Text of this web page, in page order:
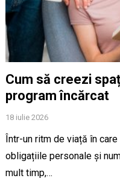
Cum să creezi
program încărcat
18 iulie 2026
Într-un ritm de viață în
obligațiile personale și
mult timp,…